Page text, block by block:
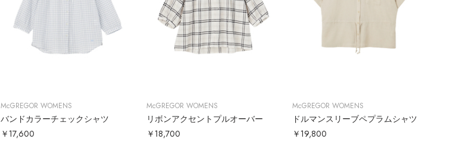
McGREGOR WOMENS
バンドカラーチェックシャツ
￥17,600
McGREGOR WOMENS
リボンアクセントプルオーバー
￥18,700
McGREGOR WOMENS
ドルマンスリーブペプラムシャツ
￥19,800